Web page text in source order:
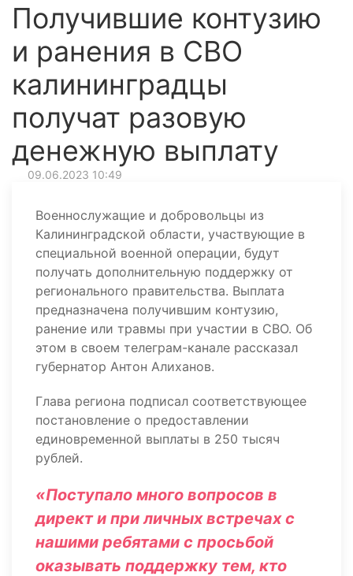
Получившие контузию
и ранения в СВО
калининградцы
получат разовую
денежную выплату
09.06.2023 10:49
Военнослужащие и добровольцы из
Калининградской области, участвующие в
специальной военной операции, будут
получать дополнительную поддержку от
регионального правительства. Выплата
предназначена получившим контузию,
ранение или травмы при участии в СВО. Об
этом в своем телеграм-канале рассказал
губернатор Антон Алиханов.
Глава региона подписал соответствующее
постановление о предоставлении
единовременной выплаты в 250 тысяч
рублей.
«Поступало много вопросов в
директ и при личных встречах с
нашими ребятами с просьбой
оказывать поддержку тем, кто